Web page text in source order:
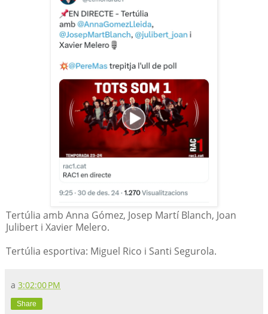
Tertúlia amb Anna Gómez, Josep Martí Blanch, Joan
Julibert i Xavier Melero.
Tertúlia esportiva: Miguel Rico i Santi Segurola.
a 3:02:00 PM
Share